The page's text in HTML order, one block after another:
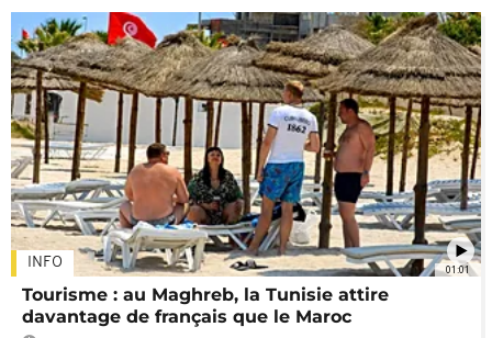
01:01
INFO
Tourisme : au Maghreb, la Tunisie attire
davantage de français que le Maroc